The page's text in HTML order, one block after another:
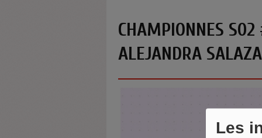
Les
CHAMPIONNES
ALEJANDRA